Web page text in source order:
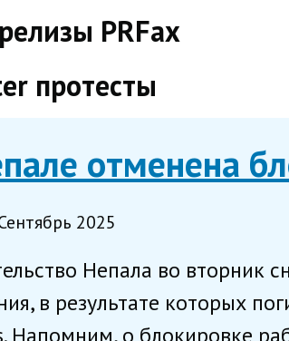
PRFax
протесты
отменена
2025
Непала во вторник
в результате которых
Напомним, о блокировке